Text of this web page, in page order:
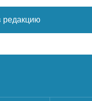
редакцию